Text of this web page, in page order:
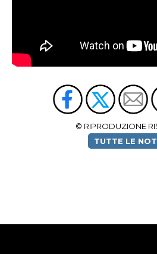
© RIPRODUZIONE
TUTTE LE